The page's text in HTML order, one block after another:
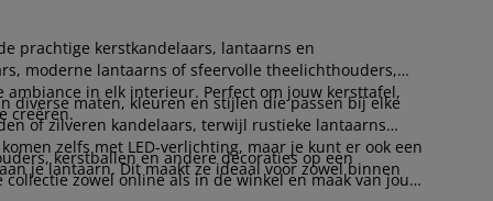
prachtige kerstkandelaars, lantaarns en
moderne lantaarns of sfeervolle theelichthouders,
in elk interieur. Perfect om jouw kersttafel,
creëren.
diverse maten, kleuren en stijlen die passen bij elke
of zilveren kandelaars, terwijl rustieke lantaarns
zelfs met LED-verlichting, maar je kunt er ook een
je lantaarn. Dit maakt ze ideaal voor zowel binnen
kerstballen en andere decoraties op een
zowel online als in de winkel en maak van jouw